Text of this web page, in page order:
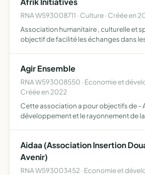
RNA W593008711 · Culture · Créée en
Association humanitaire , culturelle et
objectif de facilité les échanges dans
Agir Ensemble
RNA W593008550 · Economie et
Créée en 2022
Cette association a pour objectifs de -
développement et le rayonnement de
Aidaa (Association Insertion
Avenir)
RNA W593003452 · Economie et